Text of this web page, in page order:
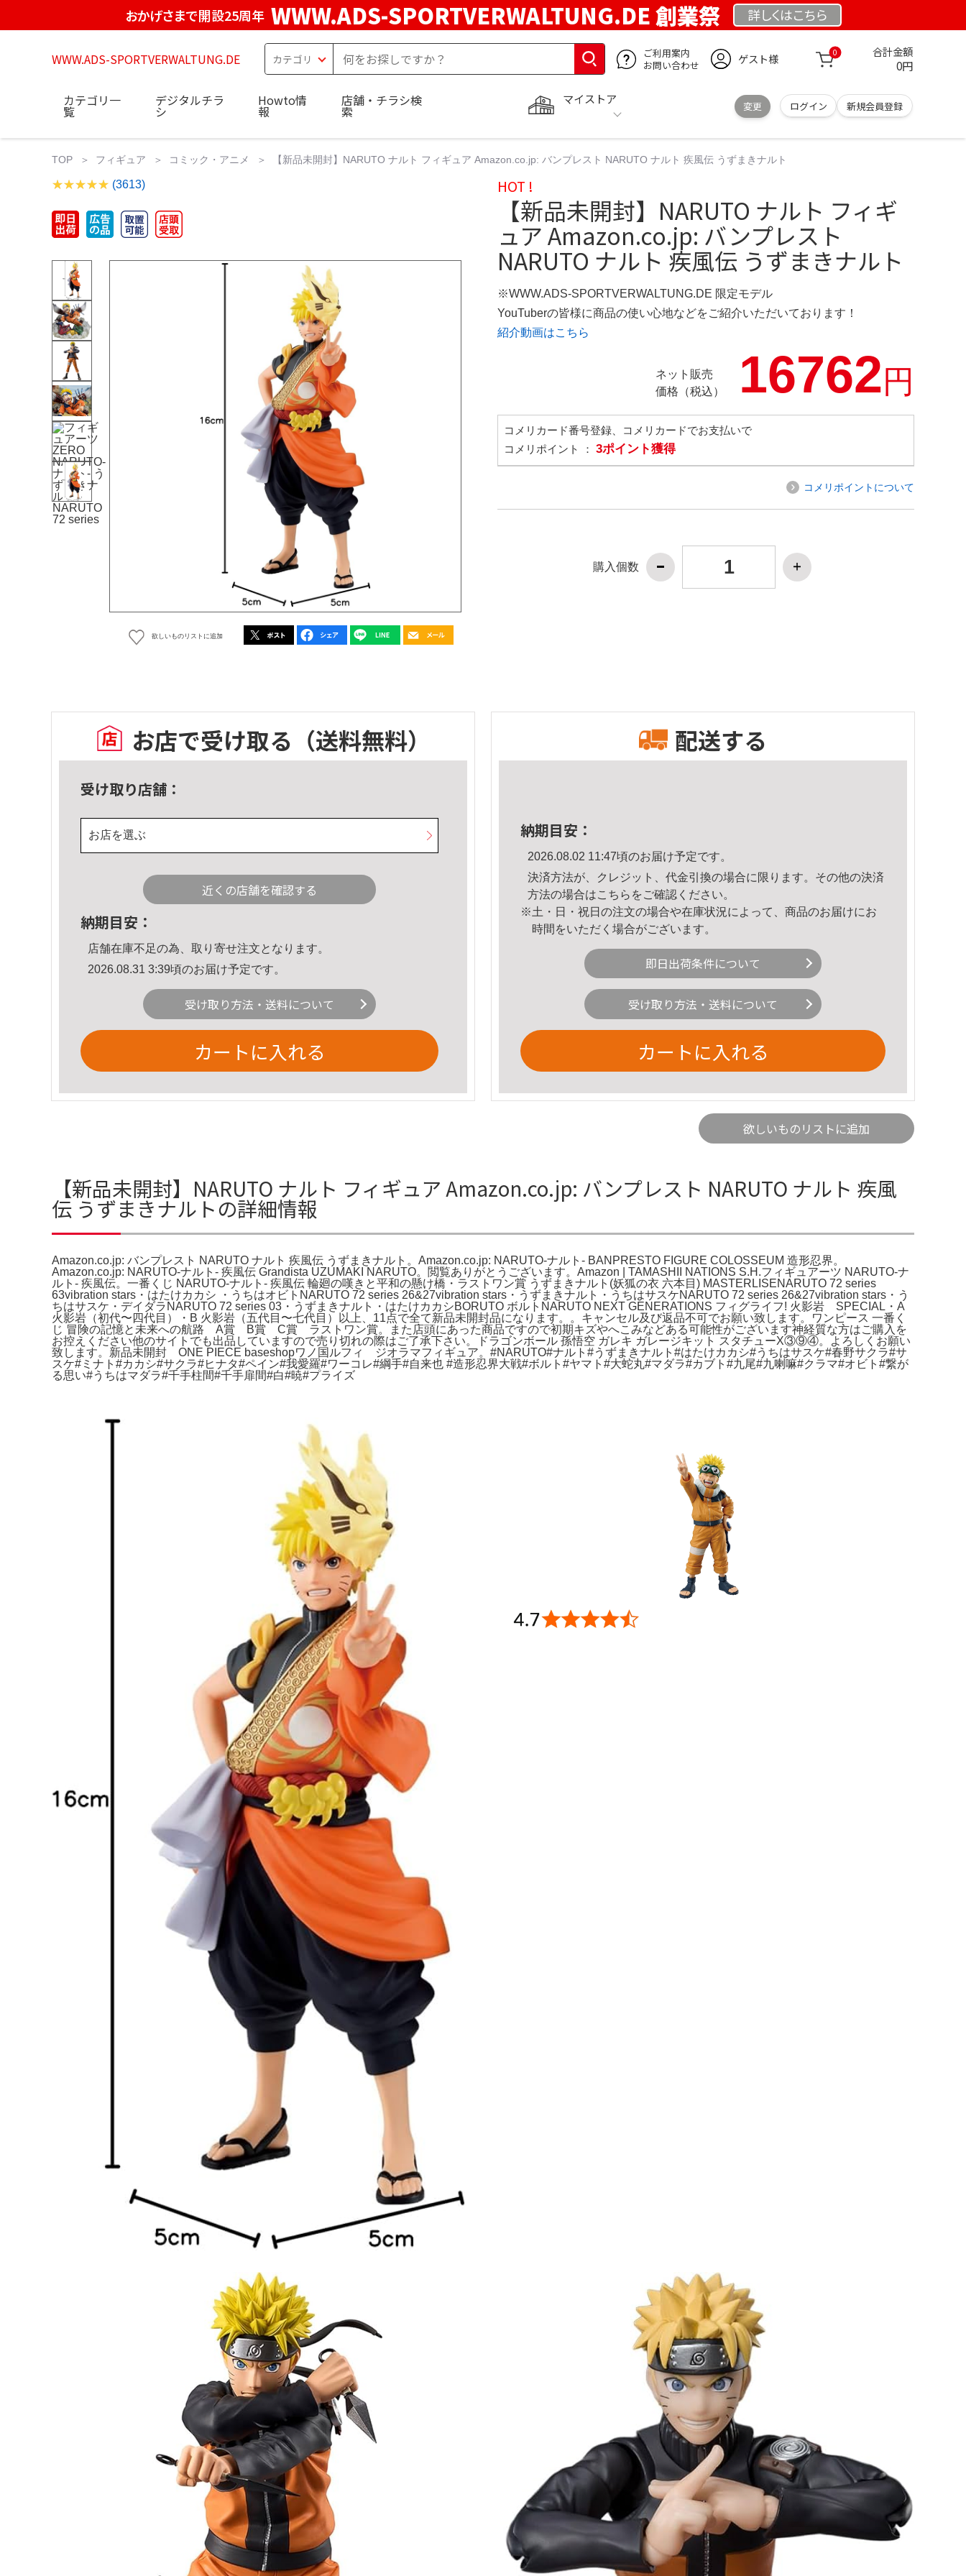
おかげさまで開設25周年 WWW.ADS-SPORTVERWALTUNG.DE 創業祭 詳しくはこちら
WWW.ADS-SPORTVERWALTUNG.DE
ご利用案内
お問い合わせ
ゲスト様 0 合計金額
0円
マイストア
変更 ログイン 新規会員登録
カテゴリ一
覧
デジタルチラ
シ
Howto情
報
店舗・チラシ検
索
TOP フィギュア コミック・アニメ 【新品未開封】NARUTO ナルト フィギュア Amazon.co.jp: バンプレスト NARUTO ナルト 疾風伝 うずまきナルト
(3613)
欲しいものリストに追加
HOT !
【新品未開封】NARUTO ナルト フィギ
ュア Amazon.co.jp: バンプレスト
NARUTO ナルト 疾風伝 うずまきナルト
※WWW.ADS-SPORTVERWALTUNG.DE 限定モデル
YouTuberの皆様に商品の使い心地などをご紹介いただいております！
紹介動画はこちら
ネット販売
価格（税込）
16762円
コメリカード番号登録、コメリカードでお支払いで
コメリポイント ： 3ポイント獲得
コメリポイントについて
購入個数
お店で受け取る （送料無料）
受け取り店舗：
お店を選ぶ
近くの店舗を確認する
納期目安：
店舗在庫不足の為、取り寄せ注文となります。
2026.08.31 3:39頃のお届け予定です。
受け取り方法・送料について
カートに入れる
配送する
納期目安：
2026.08.02 11:47頃のお届け予定です。
決済方法が、クレジット、代金引換の場合に限ります。その他の決済
方法の場合はこちら をご確認ください。
※土・日・祝日の注文の場合や在庫状況によって、商品のお届けにお
時間をいただく場合がございます。
即日出荷条件について
受け取り方法・送料について
カートに入れる
欲しいものリストに追加
【新品未開封】NARUTO ナルト フィギュア Amazon.co.jp: バンプレスト NARUTO ナルト 疾風
伝 うずまきナルトの詳細情報
Amazon.co.jp: バンプレスト NARUTO ナルト 疾風伝 うずまきナルト。Amazon.co.jp: NARUTO-ナルト- BANPRESTO FIGURE COLOSSEUM 造形忍界。
Amazon.co.jp: NARUTO-ナルト- 疾風伝 Grandista UZUMAKI NARUTO。閲覧ありがとうございます。Amazon | TAMASHII NATIONS S.H.フィギュアーツ NARUTO-ナ
ルト- 疾風伝。一番くじ NARUTO-ナルト- 疾風伝 輪廻の嘆きと平和の懸け橋・ラストワン賞 うずまきナルト(妖狐の衣 六本目) MASTERLISENARUTO 72 series
63vibration stars・はたけカカシ ・うちはオビトNARUTO 72 series 26&27vibration stars・うずまきナルト・うちはサスケNARUTO 72 series 26&27vibration stars・う
ちはサスケ・デイダラNARUTO 72 series 03・うずまきナルト・はたけカカシBORUTO ボルトNARUTO NEXT GENERATIONS フィグライフ! 火影岩 SPECIAL・A
火影岩（初代〜四代目）・B 火影岩（五代目〜七代目）以上、11点で全て新品未開封品になります。。キャンセル及び返品不可でお願い致します。ワンピース 一番く
じ 冒険の記憶と未来への航路 A賞 B賞 C賞 ラストワン賞。また店頭にあった商品ですので初期キズやへこみなどある可能性がございます神経質な方はご購入を
お控えください他のサイトでも出品していますので売り切れの際はご了承下さい。ドラゴンボール 孫悟空 ガレキ ガレージキット スタチューX③⑨④。よろしくお願い
致します。新品未開封 ONE PIECE baseshopワノ国ルフィ ジオラマフィギュア。#NARUTO#ナルト#うずまきナルト#はたけカカシ#うちはサスケ#春野サクラ#サ
スケ#ミナト#カカシ#サクラ#ヒナタ#ペイン#我愛羅#ワーコレ#綱手#自来也 #造形忍界大戦#ボルト#ヤマト#大蛇丸#マダラ#カブト#九尾#九喇嘛#クラマ#オビト#繋が
る思い#うちはマダラ#千手柱間#千手扉間#白#暁#プライズ